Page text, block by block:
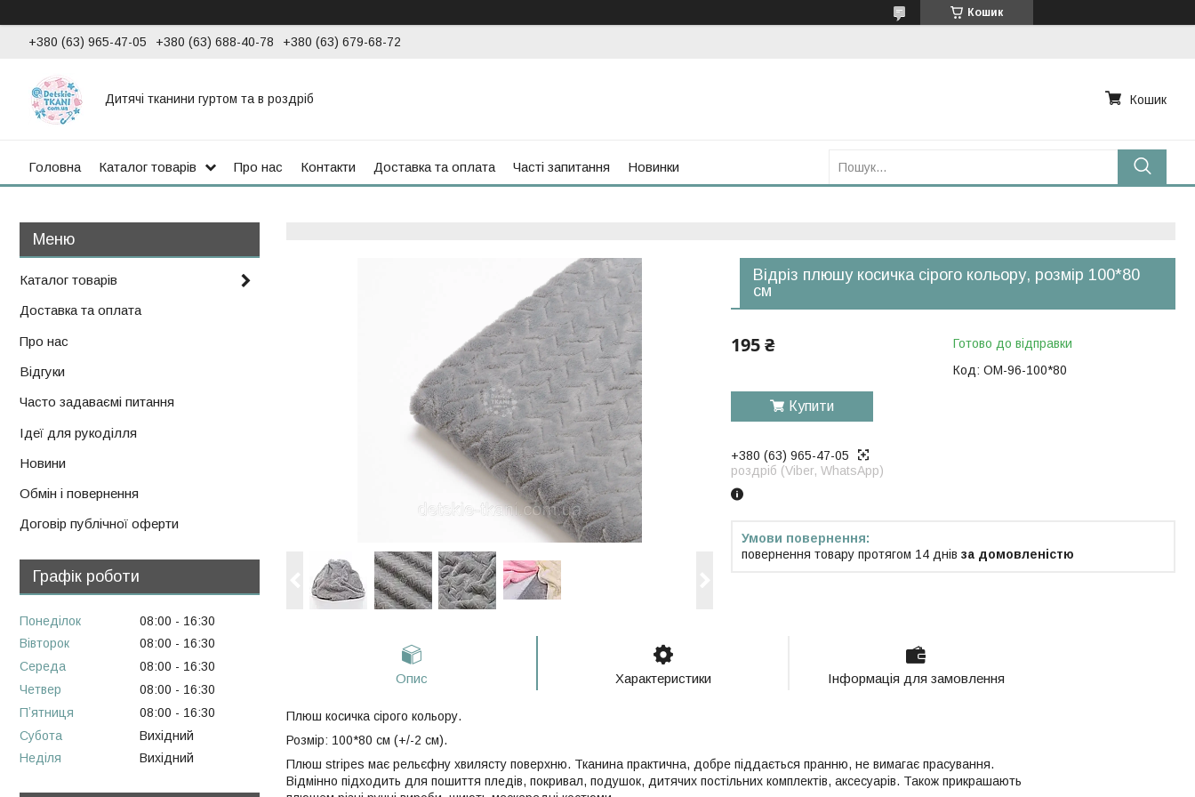
Кошик
+380 (63) 965-47-05 +380 (63) 688-40-78 +380 (63) 679-68-72
Дитячі тканини гуртом та в роздріб Кошик
Головна Каталог товарів Про нас Контакти Доставка та оплата Часті запитання Новинки
Відріз плюшу косичка сірого кольору, розмір 100*80
см
195 ₴
Готово до відправки
Код: ОМ-96-100*80
Купити
+380 (63) 965-47-05
роздріб (Viber, WhatsApp)
повернення товару протягом 14 днів за домовленістю
Опис Характеристики Інформація для замовлення
Плюш косичка сірого кольору.
Розмір: 100*80 см (+/-2 см).
Плюш stripes має рельєфну хвилясту поверхню. Тканина практична, добре піддається пранню, не вимагає прасування.
Відмінно підходить для пошиття пледів, покривал, подушок, дитячих постільних комплектів, аксесуарів. Також прикрашають
Каталог товарів
Доставка та оплата
Про нас
Відгуки
Часто задаваємі питання
Ідеї для рукоділля
Новини
Обмін і повернення
Договір публічної оферти
Графік роботи
Понеділок 08:00
16:30
Вівторок
08:00
16:30
Середа
08:00
16:30
Четвер
08:00
16:30
Пʼятниця
08:00
16:30
Субота
Вихідний
Неділя
Вихідний